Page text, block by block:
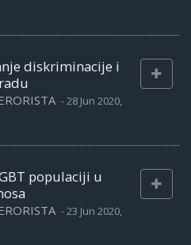
diskriminacije i
-28 Jun 2020,
populaciji u
-23 Jun 2020,